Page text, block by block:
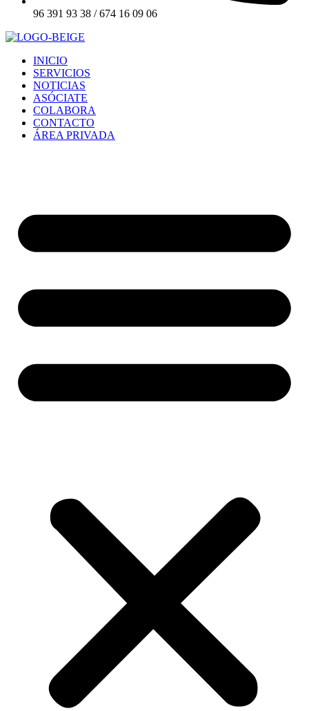
96 391 93 38 / 674 16 09 06
INICIO
SERVICIOS
NOTICIAS
ASÓCIATE
COLABORA
CONTACTO
ÁREA PRIVADA